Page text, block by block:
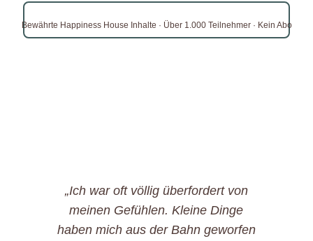
🔥 Ich bin bereit für den nächsten Schritt
Bewährte Happiness House Inhalte · Über 1.000 Teilnehmer · Kein Abo
„Ich war oft völlig überfordert von
meinen Gefühlen. Kleine Dinge
haben mich aus der Bahn geworfen